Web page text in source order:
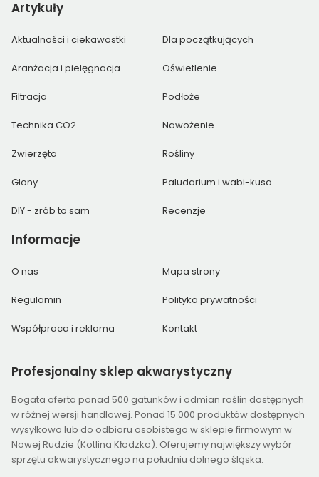
Artykuły
Aktualności i ciekawostki Dla początkujących
Aranżacja i pielęgnacja Oświetlenie
Filtracja Podłoże
Technika CO2 Nawożenie
Zwierzęta Rośliny
Glony Paludarium i wabi-kusa
DIY - zrób to sam Recenzje
Informacje
O nas Mapa strony
Regulamin Polityka prywatności
Współpraca i reklama Kontakt
Profesjonalny sklep akwarystyczny
Bogata oferta ponad 500 gatunków i odmian roślin dostępnych
w różnej wersji handlowej. Ponad 15 000 produktów dostępnych
wysyłkowo lub do odbioru osobistego w sklepie firmowym w
Nowej Rudzie (Kotlina Kłodzka). Oferujemy największy wybór
sprzętu akwarystycznego na południu dolnego śląska.